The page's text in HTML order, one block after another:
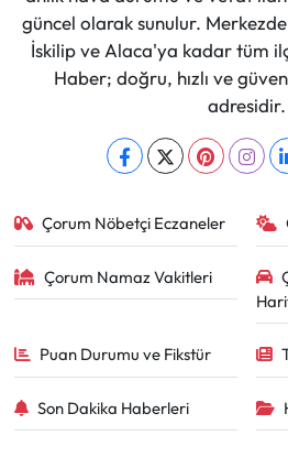
güncel olarak sunulur.
İskilip ve Alaca'ya kadar tüm
Haber; doğru, hızlı ve
adresidir.
Çorum Nöbetçi Eczaneler
Çorum Namaz Vakitleri
Puan Durumu ve Fikstür
Son Dakika Haberleri